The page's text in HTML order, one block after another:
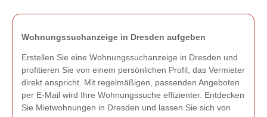
Wohnungssuchanzeige in Dresden aufgeben
Erstellen Sie eine Wohnungssuchanzeige in Dresden und
profitieren Sie von einem persönlichen Profil, das Vermieter
direkt anspricht. Mit regelmäßigen, passenden Angeboten
per E-Mail wird Ihre Wohnungssuche effizienter. Entdecken
Sie Mietwohnungen in Dresden und lassen Sie sich von